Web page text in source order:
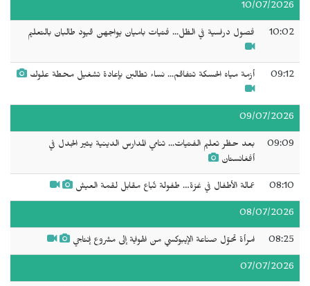
10/07/2026
10:02 فصول دراسية في الظل... فتيات باميان يواجهن قيود طالبان بالتعليم
09:12 أزمة مياه الحسكة تتفاقم... نساء تطالبن بإعادة تشغيل محطة علوك
09/07/2026
09:09
بعد حظر تعليم الفتيات... تنامي المدارس الدينية يثير الجدل في
أفغانستان
08:10 عمالة الأطفال في غزة… طفولة تُباع مقابل لقمة العيش
08/07/2026
08:25 امرأة تحوّل صناعة الإيبوكسي من الهواية إلى مشروع إنتاجي
07/07/2026